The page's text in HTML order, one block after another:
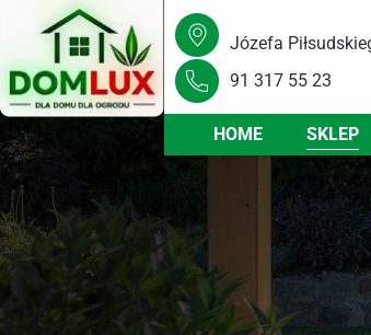
Józefa
91 317 55 23
HOME SKLEP